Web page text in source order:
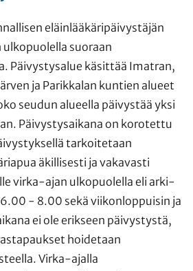
eläinlääkäripäivystäjän
suoraan
Päivystysalue käsittää Imatran,
ja Parikkalan kuntien alueet
seudun alueella päivystää yksi
Päivystysaikana on korotettu
tarkoitetaan
äkillisesti ja vakavasti
virka-ajan ulkopuolella eli arki-
- 8.00 sekä viikonloppuisin ja
ei ole erikseen päivystystä,
hoidetaan
Virka-ajalla